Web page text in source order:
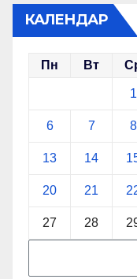
КАЛЕНДАР
Пн Вт
1
6 7 8
13 14
20 21
27 28